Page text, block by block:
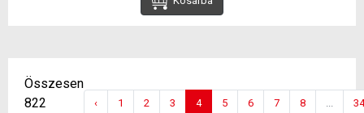
Összesen
822
‹ 1 2 3 4 5 6 7 8 34